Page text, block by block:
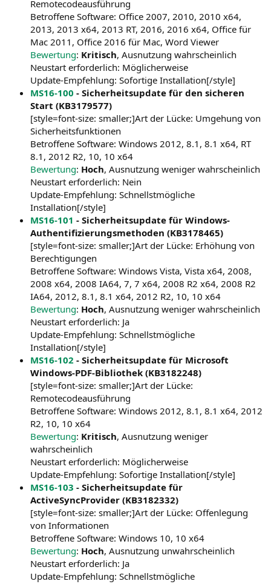
Remotecodeausführung
Betroffene Software: Office 2007, 2010, 2010 x64,
2013, 2013 x64, 2013 RT, 2016, 2016 x64, Office für
Mac 2011, Office 2016 für Mac, Word Viewer
Bewertung: Kritisch, Ausnutzung wahrscheinlich
Neustart erforderlich: Möglicherweise
Update-Empfehlung: Sofortige Installation[/style]
MS16-100 - Sicherheitsupdate für den sicheren
Start (KB3179577)
[style=font-size: smaller;]Art der Lücke: Umgehung von
Sicherheitsfunktionen
Betroffene Software: Windows 2012, 8.1, 8.1 x64, RT
8.1, 2012 R2, 10, 10 x64
Bewertung: Hoch, Ausnutzung weniger wahrscheinlich
Neustart erforderlich: Nein
Update-Empfehlung: Schnellstmögliche
Installation[/style]
MS16-101 - Sicherheitsupdate für Windows-
Authentifizierungsmethoden (KB3178465)
[style=font-size: smaller;]Art der Lücke: Erhöhung von
Berechtigungen
Betroffene Software: Windows Vista, Vista x64, 2008,
2008 x64, 2008 IA64, 7, 7 x64, 2008 R2 x64, 2008 R2
IA64, 2012, 8.1, 8.1 x64, 2012 R2, 10, 10 x64
Bewertung: Hoch, Ausnutzung weniger wahrscheinlich
Neustart erforderlich: Ja
Update-Empfehlung: Schnellstmögliche
Installation[/style]
MS16-102 - Sicherheitsupdate für Microsoft
Windows-PDF-Bibliothek (KB3182248)
[style=font-size: smaller;]Art der Lücke:
Remotecodeausführung
Betroffene Software: Windows 2012, 8.1, 8.1 x64, 2012
R2, 10, 10 x64
Bewertung: Kritisch, Ausnutzung weniger
wahrscheinlich
Neustart erforderlich: Möglicherweise
Update-Empfehlung: Sofortige Installation[/style]
MS16-103 - Sicherheitsupdate für
ActiveSyncProvider (KB3182332)
[style=font-size: smaller;]Art der Lücke: Offenlegung
von Informationen
Betroffene Software: Windows 10, 10 x64
Bewertung: Hoch, Ausnutzung unwahrscheinlich
Neustart erforderlich: Ja
Update-Empfehlung: Schnellstmögliche